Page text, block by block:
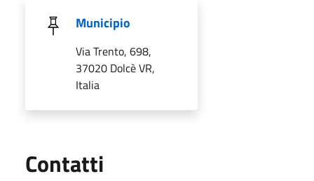
Municipio
Via Trento, 698,
37020 Dolcè VR,
Italia
Contatti